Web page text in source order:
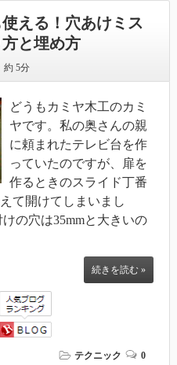
える！穴あけミス
と埋め方
約 5分
どうもカミヤ木工のカミ
ヤです。私の奥さんの親
に頼まれたテレビ台を作
っていたのですが、扉を
作るときのスライド丁番
て開けてしまいまし
の穴は35mmと大きいの
続きを読む »
テクニック 0